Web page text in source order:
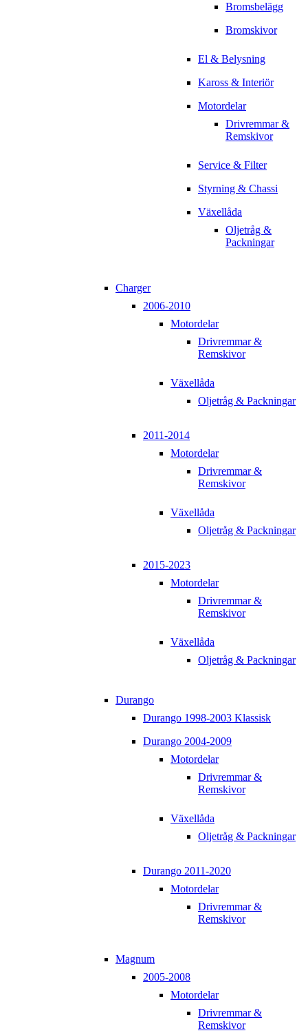
Bromsbelägg
Bromskivor
El & Belysning
Kaross & Interiör
Motordelar
Drivremmar &
Remskivor
Service & Filter
Styrning & Chassi
Växellåda
Oljetråg &
Packningar
Charger
2006-2010
Motordelar
Drivremmar &
Remskivor
Växellåda
Oljetråg & Packningar
2011-2014
Motordelar
Drivremmar &
Remskivor
Växellåda
Oljetråg & Packningar
2015-2023
Motordelar
Drivremmar &
Remskivor
Växellåda
Oljetråg & Packningar
Durango
Durango 1998-2003 Klassisk
Durango 2004-2009
Motordelar
Drivremmar &
Remskivor
Växellåda
Oljetråg & Packningar
Durango 2011-2020
Motordelar
Drivremmar &
Remskivor
Magnum
2005-2008
Motordelar
Drivremmar &
Remskivor